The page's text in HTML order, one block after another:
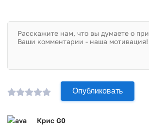
Опубликовать
Крис G0